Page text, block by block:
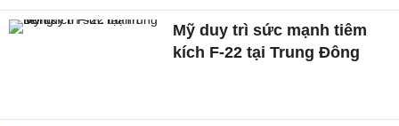
Mỹ duy trì sức mạnh tiêm
kích F-22 tại Trung Đông